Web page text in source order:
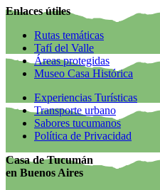
Enlaces útiles
Rutas temáticas
Tafí del Valle
Áreas protegidas
Museo Casa Histórica
Experiencias Turísticas
Transporte urbano
Sabores tucumanos
Política de Privacidad
Casa de Tucumán
en Buenos Aires